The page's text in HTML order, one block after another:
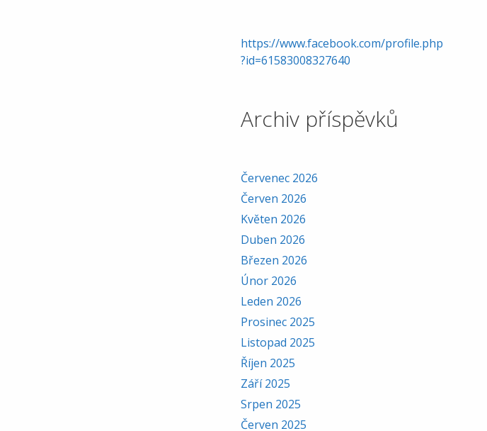
https://www.facebook.com/profile.php
?id=61583008327640
Archiv příspěvků
Červenec 2026
Červen 2026
Květen 2026
Duben 2026
Březen 2026
Únor 2026
Leden 2026
Prosinec 2025
Listopad 2025
Říjen 2025
Září 2025
Srpen 2025
Červen 2025